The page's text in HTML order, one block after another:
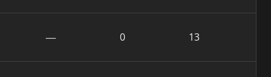
— 0 13